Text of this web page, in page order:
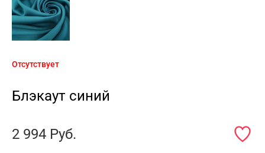
Отсутствует
Блэкаут синий
2 994 Руб.